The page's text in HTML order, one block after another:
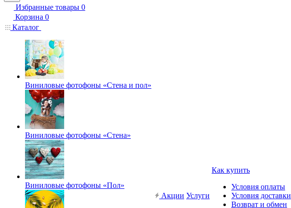
Избранные товары 0
Корзина 0
Каталог
Виниловые фотофоны «Стена и пол»
Виниловые фотофоны «Стена»
Виниловые фотофоны «Пол»
Акции Услуги
Как купить
Условия оплаты
Условия доставки
Возврат и обмен